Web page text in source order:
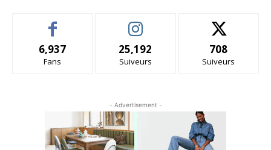
6,937
Fans
25,192
Suiveurs
708
Suiveurs
- Advertisement -